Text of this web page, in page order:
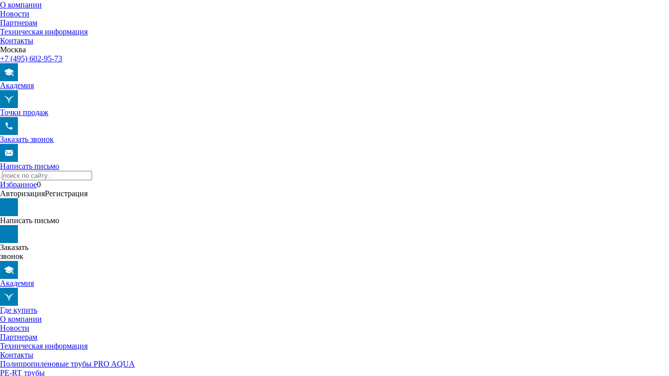
О компании
Новости
Партнерам
Техническая информация
Контакты
Москва
+7 (495) 602-95-73
Академия
Точки продаж
Заказать звонок
Написать письмо
Избранное0
АвторизацияРегистрация
Написать письмо
Заказать
звонок
Академия
Где купить
О компании
Новости
Партнерам
Техническая информация
Контакты
Полипропиленовые трубы PRO AQUA
PE-RT трубы